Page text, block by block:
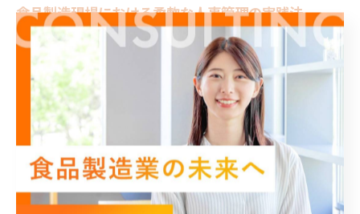
食品製造現場における柔軟な人事管理の実践法
食品製造現場では、多様な労働形態やスキルレベルの従
業員が混在するため、人事管理には柔軟性が不可欠で
す。コンサルタントはまず、現場の実態調査を行い、労
働時間、作業負荷、スキルセットのバランスを分析しま
す。
その上で、パートタイムや短時間労働者の活用、シフト
の多様化、さらには業務内容ごとの適切な人員配置を提